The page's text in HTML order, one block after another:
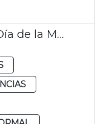
Sorteo mascletà nocturna Día de la Madre València